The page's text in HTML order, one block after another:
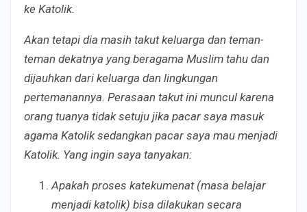
ke Katolik.
Akan tetapi dia masih takut keluarga dan teman-
teman dekatnya yang beragama Muslim tahu dan
dijauhkan dari keluarga dan lingkungan
pertemanannya. Perasaan takut ini muncul karena
orang tuanya tidak setuju jika pacar saya masuk
agama Katolik sedangkan pacar saya mau menjadi
Katolik. Yang ingin saya tanyakan:
Apakah proses katekumenat (masa belajar
menjadi katolik) bisa dilakukan secara